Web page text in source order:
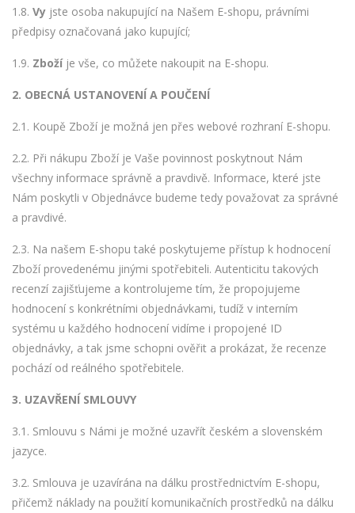
1.8. Vy jste osoba nakupující na Našem E-shopu, právními
předpisy označovaná jako kupující;
1.9. Zbožíje vše, co můžete nakoupit na E-shopu.
2. OBECNÁ USTANOVENÍ A POUČENÍ
2.1. Koupě Zboží je možná jen přes webové rozhraní E-shopu.
2.2. Při nákupu Zboží je Vaše povinnost poskytnout Nám
všechny informace správně a pravdivě. Informace, které jste
Nám poskytli v Objednávce budeme tedy považovat za správné
a pravdivé.
2.3. Na našem E-shopu také poskytujeme přístup k hodnocení
Zboží provedenému jinými spotřebiteli. Autenticitu takových
recenzí zajišťujeme a kontrolujeme tím, že propojujeme
hodnocení s konkrétními objednávkami, tudíž v interním
systému u každého hodnocení vidíme i propojené ID
objednávky, a tak jsme schopni ověřit a prokázat, že recenze
pochází od reálného spotřebitele.
3. UZAVŘENÍ SMLOUVY
3.1. Smlouvu s Námi je možné uzavřít českém a slovenském
jazyce.
3.2. Smlouva je uzavírána na dálku prostřednictvím E-shopu,
přičemž náklady na použití komunikačních prostředků na dálku